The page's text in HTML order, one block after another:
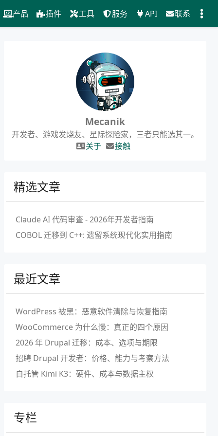
产品 插件 工具 服务 API 联系
Mecanik
开发者、游戏发烧友、星际探险家，三者只能选其一。
关于
接触
精选文章
Claude AI 代码审查 - 2026年开发者指南
COBOL 迁移到 C++: 遗留系统现代化实用指南
最近文章
WordPress 被黑：恶意软件清除与恢复指南
WooCommerce 为什么慢：真正的四个原因
2026 年 Drupal 迁移：成本、选项与期限
招聘 Drupal 开发者：价格、能力与考察方法
自托管 Kimi K3：硬件、成本与数据主权
专栏